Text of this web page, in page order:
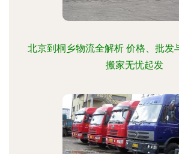
北京到桐乡物流全解析 价格、批发
搬家无忧起发